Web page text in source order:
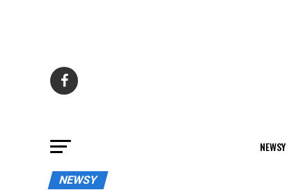
NEWSY
NEWSY